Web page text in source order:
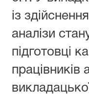
із
аналізи
підготовці
працівників